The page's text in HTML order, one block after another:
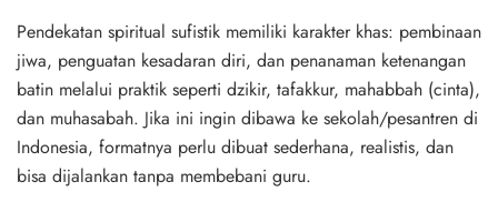
Pendekatan spiritual sufistik memiliki karakter khas: pembinaan
jiwa, penguatan kesadaran diri, dan penanaman ketenangan
batin melalui praktik seperti dzikir, tafakkur, mahabbah (cinta),
dan muhasabah. Jika ini ingin dibawa ke sekolah/pesantren di
Indonesia, formatnya perlu dibuat sederhana, realistis, dan
bisa dijalankan tanpa membebani guru.